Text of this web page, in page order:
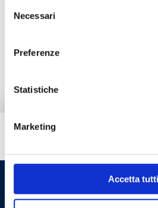
delNecessari
Preferenze
Statistiche
Marketing
Accetta tutti
Documentazione
Prodotti alternativi